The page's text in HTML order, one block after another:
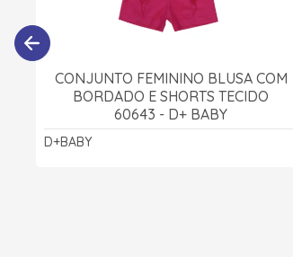
CONJUNTO FEMININO BLUSA COM
BORDADO E SHORTS TECIDO
60643 - D+ BABY
D+BABY